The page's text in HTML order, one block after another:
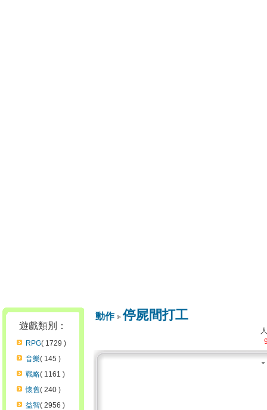
遊戲類別：
RPG( 1729 )
音樂( 145 )
戰略( 1161 )
懷舊( 240 )
益智( 2956 )
動作 停屍間打工